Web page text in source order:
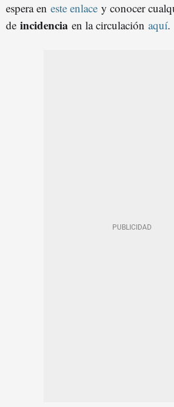
espera en este enlace y conocer
de incidencia en la circulación aquí.